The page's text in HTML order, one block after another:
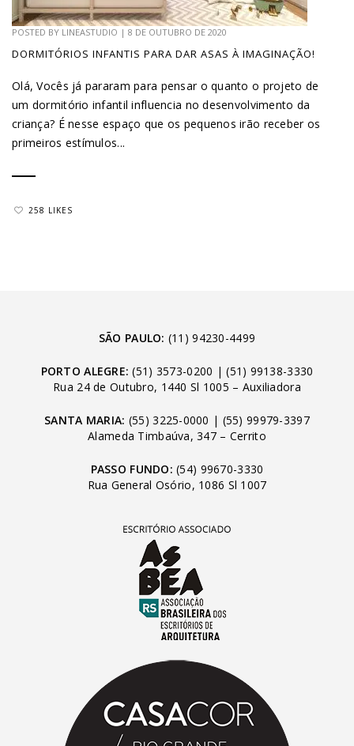
POSTED BY LINEASTUDIO | 8 DE OUTUBRO DE 2020
DORMITÓRIOS INFANTIS PARA DAR ASAS À IMAGINAÇÃO!
Olá, Vocês já pararam para pensar o quanto o projeto de
um dormitório infantil influencia no desenvolvimento da
criança? É nesse espaço que os pequenos irão receber os
primeiros estímulos...
258 LIKES
SÃO PAULO: (11) 94230-4499
PORTO ALEGRE: (51) 3573-0200 |(51) 99138-3330
Rua 24 de Outubro, 1440 Sl 1005 – Auxiliadora
SANTA MARIA: (55) 3225-0000 | (55) 99979-3397
Alameda Timbaúva, 347 – Cerrito
PASSO FUNDO: (54) 99670-3330
Rua General Osório, 1086 Sl 1007